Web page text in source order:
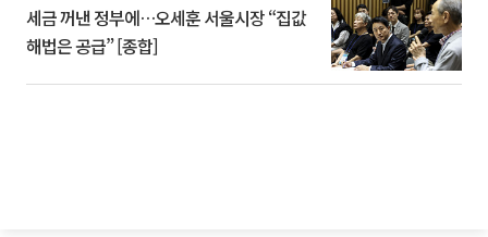
세금 꺼낸 정부에…오세훈 서울시장 “집값
해법은 공급” [종합]